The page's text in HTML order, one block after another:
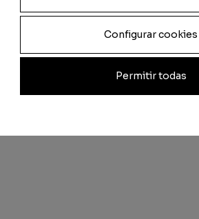
Configurar cookies
Permitir todas